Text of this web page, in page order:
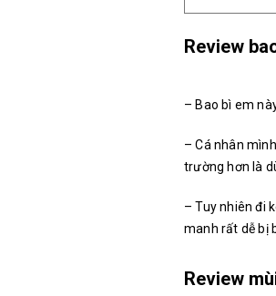
Review
– Bao bì em
– Cá nhân
trường hơn là
– Tuy nhiên đi
manh rất dễ bị
Review